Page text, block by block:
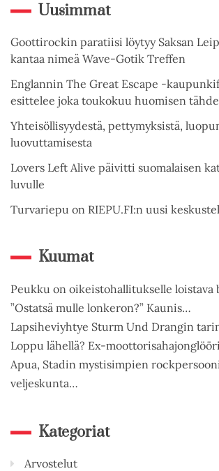
Uusimmat
Goottirockin paratiisi löytyy Saksan
kantaa nimeä Wave-Gotik Treffen
Englannin The Great Escape -
esittelee joka toukokuu huomisen
Yhteisöllisyydestä, pettymyksistä,
luovuttamisesta
Lovers Left Alive päivitti suomalaisen
luvulle
Turvariepu on RIEPU.FI:n uusi
Kuumat
Peukku on oikeistohallitukselle loistava
”Ostatsä mulle lonkeron?” Kaunis…
Lapsiheviyhtye Sturm Und Drangin
Loppu lähellä? Ex-
Apua, Stadin mystisimpien
veljeskunta…
Kategoriat
Arvostelut